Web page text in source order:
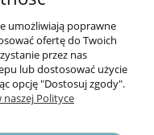
umożliwiają poprawne
ofertę do Twoich
przez nas
lub dostosować użycie
opcję "Dostosuj zgody".
naszej Polityce